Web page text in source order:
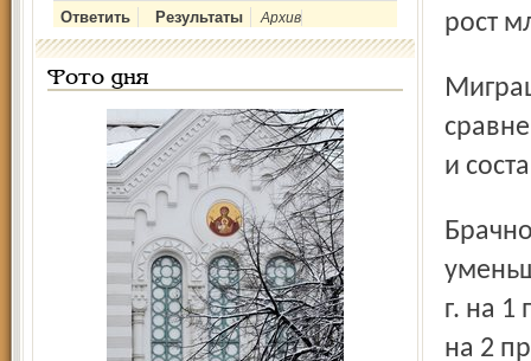
Архив
Фото дня
рост
Миграционный прирост населения области снизился по
и
Брачно-семейные отношения характеризовались
г. на 1
на 2